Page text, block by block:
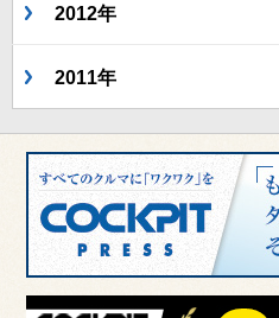
2012年
2011年